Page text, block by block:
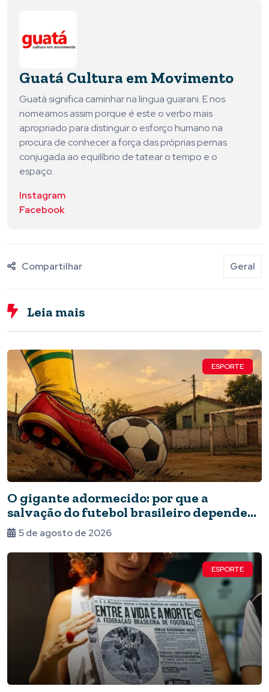
Guatá Cultura em Movimento
Guatá significa caminhar na língua guarani. E nos
nomeamos assim porque é este o verbo mais
apropriado para distinguir o esforço humano na
procura de conhecer a força das próprias pernas
conjugada ao equilíbrio de tatear o tempo e o
espaço.
Instagram
Facebook
Compartilhar Geral
Leia mais
ESPORTE
O gigante adormecido: por que a
salvação do futebol brasileiro depende
do Estado e da periferia
5 de agosto de 2026
ESPORTE